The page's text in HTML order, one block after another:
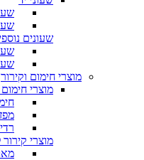
שעונים
מוצרי חימום וקירור
מוצרי
מוצרי קירור